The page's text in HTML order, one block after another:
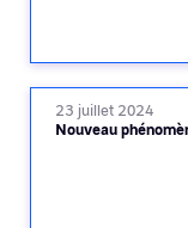
23 juillet 2024
Nouveau